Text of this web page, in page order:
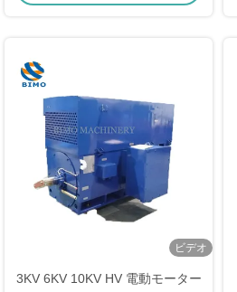
ビデオ
3KV 6KV 10KV HV 電動モーター